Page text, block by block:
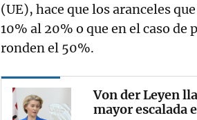
(UE), hace que los aranceles
10% al 20% o que en el caso de
ronden el 50%.
Von der Leyen
mayor escalada